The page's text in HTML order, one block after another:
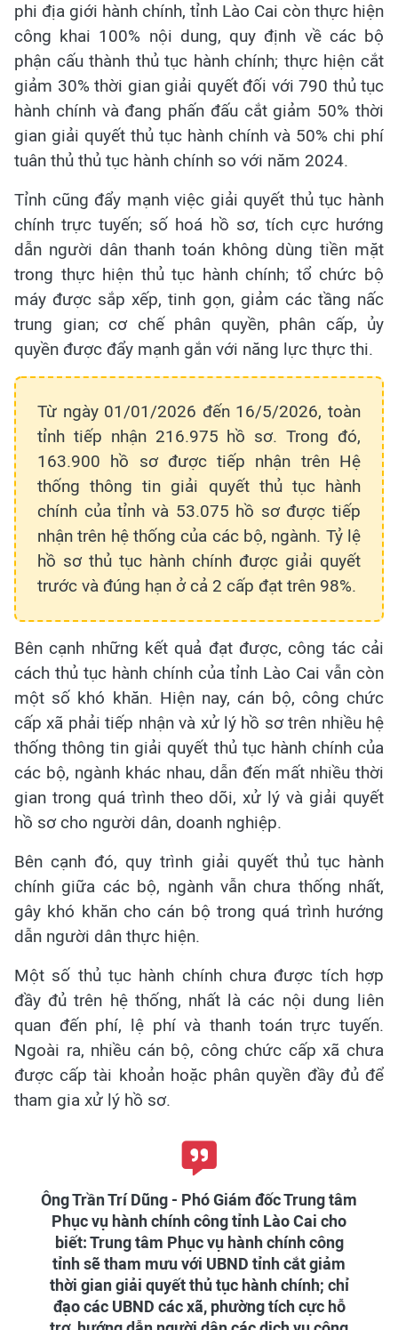
phi địa giới hành chính, tỉnh Lào Cai còn thực hiện
công khai 100% nội dung, quy định về các bộ
phận cấu thành thủ tục hành chính; thực hiện cắt
giảm 30% thời gian giải quyết đối với 790 thủ tục
hành chính và đang phấn đấu cắt giảm 50% thời
gian giải quyết thủ tục hành chính và 50% chi phí
tuân thủ thủ tục hành chính so với năm 2024.
Tỉnh cũng đẩy mạnh việc giải quyết thủ tục hành
chính trực tuyến; số hoá hồ sơ, tích cực hướng
dẫn người dân thanh toán không dùng tiền mặt
trong thực hiện thủ tục hành chính; tổ chức bộ
máy được sắp xếp, tinh gọn, giảm các tầng nấc
trung gian; cơ chế phân quyền, phân cấp, ủy
quyền được đẩy mạnh gắn với năng lực thực thi.
Từ ngày 01/01/2026 đến 16/5/2026, toàn
tỉnh tiếp nhận 216.975 hồ sơ. Trong đó,
163.900 hồ sơ được tiếp nhận trên Hệ
thống thông tin giải quyết thủ tục hành
chính của tỉnh và 53.075 hồ sơ được tiếp
nhận trên hệ thống của các bộ, ngành. Tỷ lệ
hồ sơ thủ tục hành chính được giải quyết
trước và đúng hạn ở cả 2 cấp đạt trên 98%.
Bên cạnh những kết quả đạt được, công tác cải
cách thủ tục hành chính của tỉnh Lào Cai vẫn còn
một số khó khăn. Hiện nay, cán bộ, công chức
cấp xã phải tiếp nhận và xử lý hồ sơ trên nhiều hệ
thống thông tin giải quyết thủ tục hành chính của
các bộ, ngành khác nhau, dẫn đến mất nhiều thời
gian trong quá trình theo dõi, xử lý và giải quyết
hồ sơ cho người dân, doanh nghiệp.
Bên cạnh đó, quy trình giải quyết thủ tục hành
chính giữa các bộ, ngành vẫn chưa thống nhất,
gây khó khăn cho cán bộ trong quá trình hướng
dẫn người dân thực hiện.
Một số thủ tục hành chính chưa được tích hợp
đầy đủ trên hệ thống, nhất là các nội dung liên
quan đến phí, lệ phí và thanh toán trực tuyến.
Ngoài ra, nhiều cán bộ, công chức cấp xã chưa
được cấp tài khoản hoặc phân quyền đầy đủ để
tham gia xử lý hồ sơ.
Ông Trần Trí Dũng - Phó Giám đốc Trung tâm
Phục vụ hành chính công tỉnh Lào Cai cho
biết: Trung tâm Phục vụ hành chính công
tỉnh sẽ tham mưu với UBND tỉnh cắt giảm
thời gian giải quyết thủ tục hành chính; chỉ
đạo các UBND các xã, phường tích cực hỗ